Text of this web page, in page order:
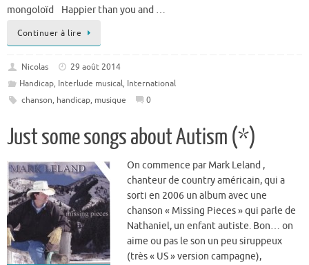
mongoloïd Happier than you and …
Continuer à lire
Nicolas
29 août 2014
Handicap, Interlude musical, International
chanson, handicap, musique 0
Just some songs about Autism (*)
On commence par Mark Leland ,
chanteur de country américain, qui a
sorti en 2006 un album avec une
chanson « Missing Pieces » qui parle de
Nathaniel, un enfant autiste. Bon… on
aime ou pas le son un peu siruppeux
(très « US » version campagne),